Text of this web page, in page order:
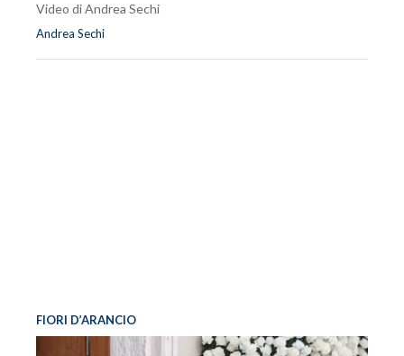
Video di Andrea Sechi
Andrea Sechi
FIORI D’ARANCIO